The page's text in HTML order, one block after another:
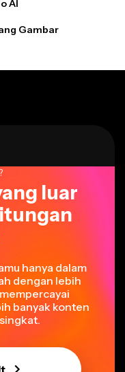
AI
Gambar
luar
hanya dalam
dengan lebih
banyak konten